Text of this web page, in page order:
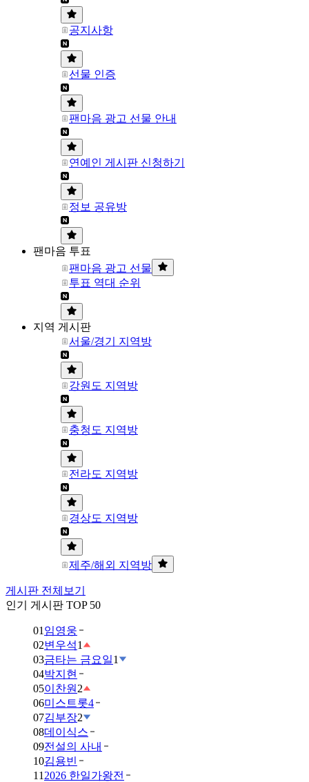
공지사항
선물 인증
팬마음 광고 선물 안내
연예인 게시판 신청하기
정보 공유방
팬마음 투표
팬마음 광고 선물
투표 역대 순위
지역 게시판
서울/경기 지역방
강원도 지역방
충청도 지역방
전라도 지역방
경상도 지역방
제주/해외 지역방
게시판 전체보기
인기 게시판 TOP 50
01 임영웅
02변우석1
03금타는 금요일1
04박지현
05이찬원 2
06미스트롯4
07김부장2
08데이식스
09전설의 사내
10김용빈
11 2026 한일가왕전